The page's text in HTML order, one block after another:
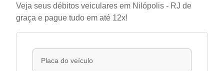
Veja seus débitos veiculares em Nilópolis - RJ de
graça e pague tudo em até 12x!